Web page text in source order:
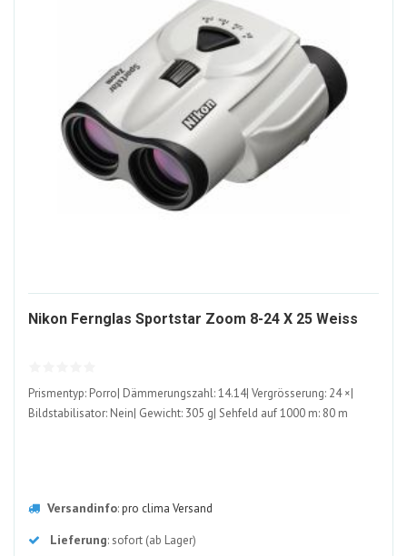
Nikon Fernglas Sportstar Zoom 8-24 X 25 Weiss
Prismentyp: Porro| Dämmerungszahl: 14.14| Vergrösserung: 24 ×|
Bildstabilisator: Nein| Gewicht: 305 g| Sehfeld auf 1000 m: 80 m
Versandinfo:pro clima Versand
Lieferung: sofort (ab Lager)